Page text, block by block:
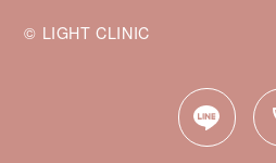
© LIGHT CLINIC